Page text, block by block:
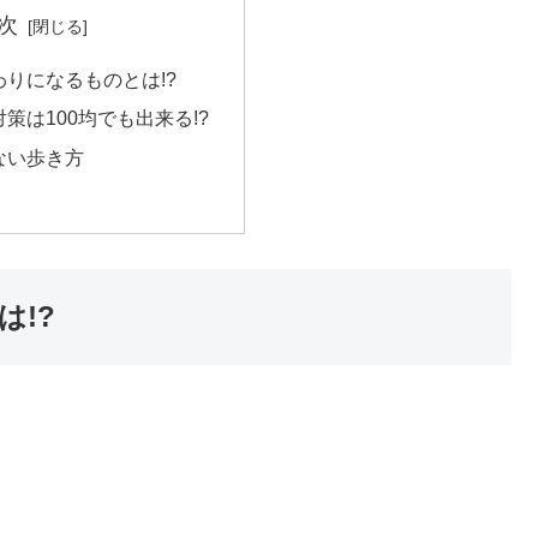
りになるものとは!?
策は100均でも出来る!?
い歩き方
!?